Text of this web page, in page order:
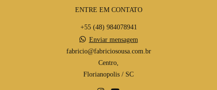
ENTRE EM CONTATO
+55 (48) 984078941
Enviar mensagem
fabricio@fabriciosousa.com.br
Centro,
Florianopolis / SC